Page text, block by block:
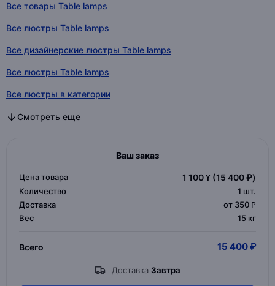
Все товары Table lamps
Все люстры Table lamps
Все дизайнерские люстры Table lamps
Все люстры Table lamps
Все люстры в категории
Все дизайнерские люстры в категории
Все люстры в категории
Смотреть еще
Ваш заказ
Цена товара 1 100 ¥ (15 400 ₽)
Количество 1 шт.
Доставка
от 350 ₽
Вес
15 кг
Всего 15 400 ₽
Доставка Завтра